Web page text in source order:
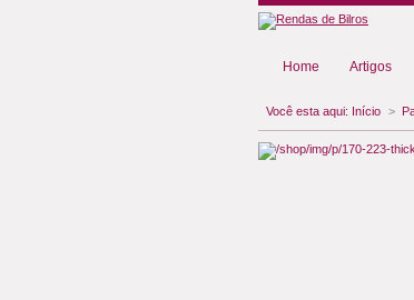
Home Artigos
Você esta aqui: Início >